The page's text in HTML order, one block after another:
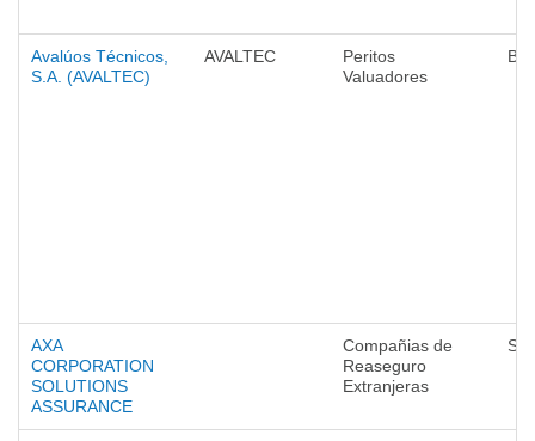
Avalúos Técnicos,
S.A. (AVALTEC)
AVALTEC
Peritos
Valuadores
AXA
CORPORATION
SOLUTIONS
ASSURANCE
Compañias de
Reaseguro
Extranjeras